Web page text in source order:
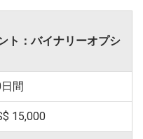
ト：バイナリーオプシ
間
15,000